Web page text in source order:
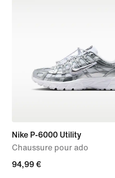
Nike P-6000 Utility
Chaussure pour ado
94,99 €
94,99 €